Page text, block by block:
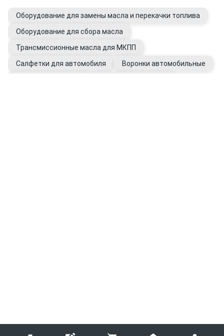
Оборудование для замены масла и перекачки топлива
Оборудование для сбора масла
Трансмиссионные масла для МКПП
Салфетки для автомобиля
Воронки автомобильные